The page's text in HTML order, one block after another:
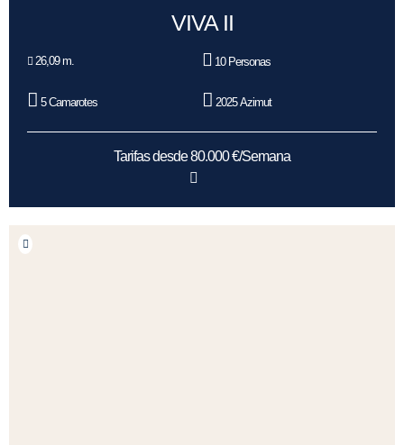
VIVA II
26,09 m. 10 Personas
5 Camarotes 2025 Azimut
Tarifas desde 80.000 €/Semana